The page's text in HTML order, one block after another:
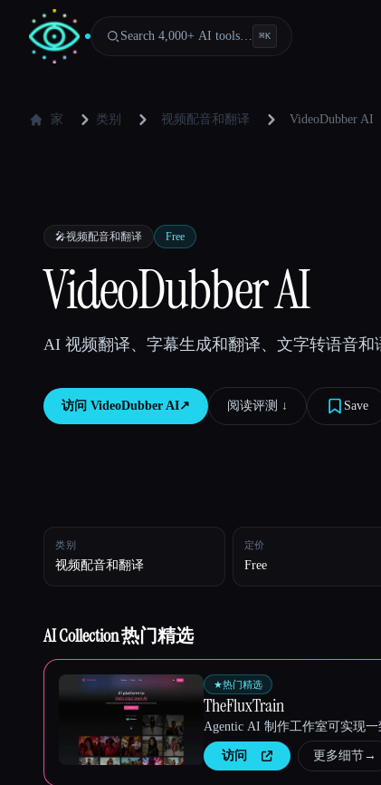
Search 4,000+ AI tools… ⌘K
家 类别 视频配音和翻译 VideoDubber AI
🎤视频配音和翻译 Free
VideoDubber AI
AI 视频翻译、字幕生成和翻译、文字转语音和
访问 VideoDubber AI↗︎ 阅读评测 ↓︎ Save
类别
视频配音和翻译
定价
Free
AI Collection 热门精选
★热门精选
TheFluxTrain
Agentic AI 制作工作室可实现
访问 更多细节→